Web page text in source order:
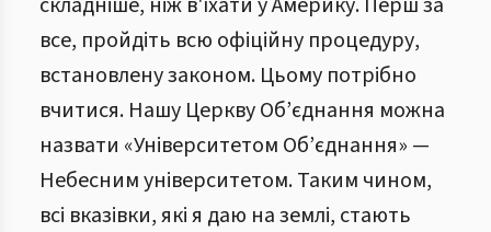
все, пройдіть всю офіційну процедуру,
встановлену законом. Цьому потрібно
вчитися. Нашу Церкву Об’єднання можна
назвати «Університетом Об’єднання» —
Небесним університетом. Таким чином,
всі вказівки, які я даю на землі, стають